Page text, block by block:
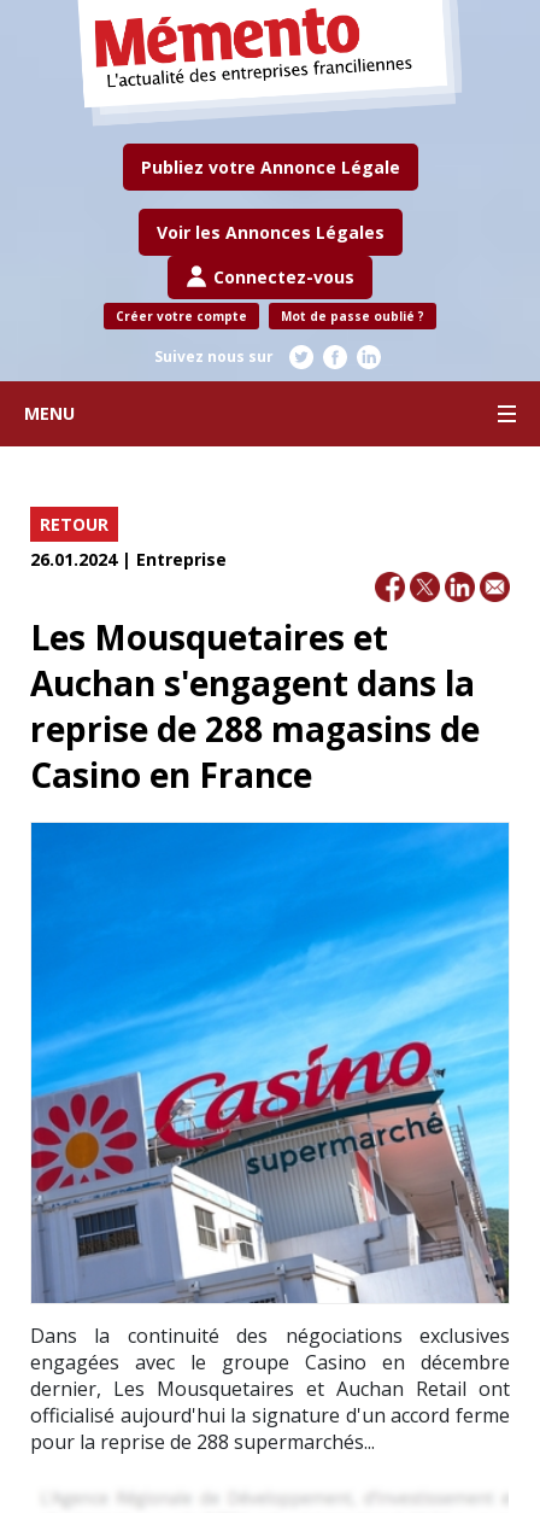
Publiez votre Annonce Légale
Voir les Annonces Légales
Connectez-vous
Créer votre compte Mot de passe oublié ?
Suivez nous sur
MENU
RETOUR
26.01.2024 | Entreprise
Les Mousquetaires et
Auchan s'engagent dans la
reprise de 288 magasins de
Casino en France
Dans la continuité des négociations exclusives
engagées avec le groupe Casino en décembre
dernier, Les Mousquetaires et Auchan Retail ont
officialisé aujourd'hui la signature d'un accord ferme
pour la reprise de 288 supermarchés...